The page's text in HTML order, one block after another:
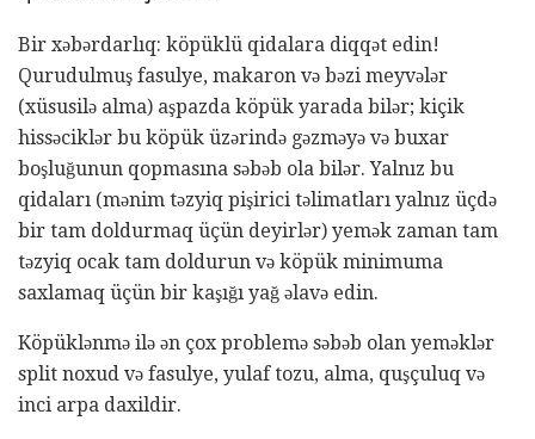
Bir xəbərdarlıq: köpüklü qidalara diqqət edin!
Qurudulmuş fasulye, makaron və bəzi meyvələr
(xüsusilə alma) aşpazda köpük yarada bilər; kiçik
hissəciklər bu köpük üzərində gəzməyə və buxar
boşluğunun qopmasına səbəb ola bilər. Yalnız bu
qidaları (mənim təzyiq pişirici təlimatları yalnız üçdə
bir tam doldurmaq üçün deyirlər) yemək zaman tam
təzyiq ocak tam doldurun və köpük minimuma
saxlamaq üçün bir kaşığı yağ əlavə edin.
Köpüklənmə ilə ən çox problemə səbəb olan yeməklər
split noxud və fasulye, yulaf tozu, alma, quşçuluq və
inci arpa daxildir.